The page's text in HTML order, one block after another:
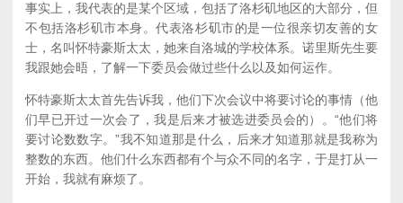
事实上，我代表的是某个区域，包括了洛杉矶地区的大部分，但
不包括洛杉矶市本身。代表洛杉矶市的是一位很亲切友善的女
士，名叫怀特豪斯太太，她来自洛城的学校体系。诺里斯先生要
我跟她会晤，了解一下委员会做过些什么以及如何运作。
怀特豪斯太太首先告诉我，他们下次会议中将要讨论的事情（他
们早已开过一次会了，我是后来才被选进委员会的）。“他们将
要讨论数数字。”我不知道那是什么，后来才知道那就是我称为
整数的东西。他们什么东西都有个与众不同的名字，于是打从一
开始，我就有麻烦了。